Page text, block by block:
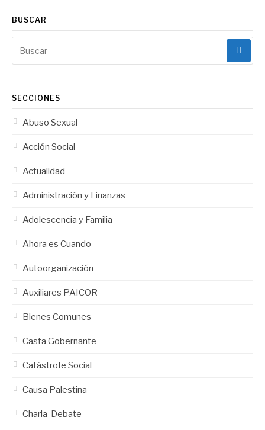
BUSCAR
SECCIONES
Abuso Sexual
Acción Social
Actualidad
Administración y Finanzas
Adolescencia y Familia
Ahora es Cuando
Autoorganización
Auxiliares PAICOR
Bienes Comunes
Casta Gobernante
Catástrofe Social
Causa Palestina
Charla-Debate